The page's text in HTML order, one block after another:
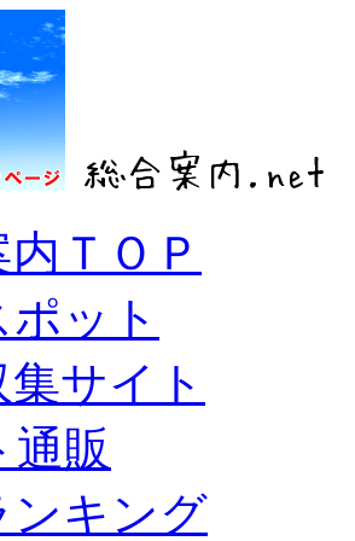
ＴＯＰ
ット
サイト
通販
ンキング